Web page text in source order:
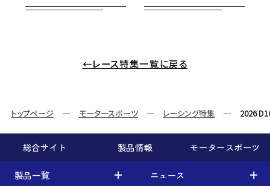
←レース特集一覧に戻る
トップページ モータースポーツ レーシング特集 2026
総合サイト 製品情報 モータースポーツ
製品一覧 ニュース